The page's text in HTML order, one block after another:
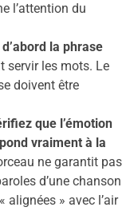
l’attention du
la phrase
servir les mots. Le
doivent être
que l’émotion
vraiment à la
ne garantit pas
d’une chanson
alignées » avec l’air